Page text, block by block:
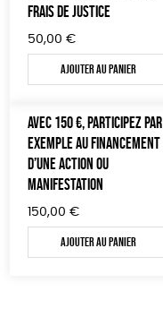
OUTILS ÉDUCATIFS
MON JOURNAL ANIMAL
LIVRETS ÉDUCATIFS
POSTERS ÉDUCATIFS
LIBRAIRIE
CUISINE / NUTRITION
BD / ILLUSTRÉS
FRAIS DE JUSTICE
50,00 €
Ajouter au panier
AVEC 150 €, PARTICIPEZ PAR
EXEMPLE AU FINANCEMENT
D’UNE ACTION OU
MANIFESTATION
150,00 €
Ajouter au panier